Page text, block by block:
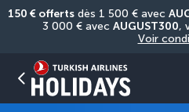
150 € offerts dès 1 500 € avec
3 000 € avec AUGUST300
Voir